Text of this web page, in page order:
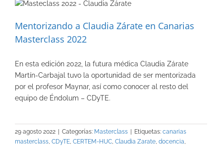
Mentorizando a Claudia Zárate en Canarias
Masterclass 2022
En esta edición 2022, la futura médica Claudia Zárate
Martín-Carbajal tuvo la oportunidad de ser mentorizada
por el profesor Maynar, así como conocer al resto del
equipo de Éndolum – CDyTE.
29 agosto 2022 Categorías: Masterclass Etiquetas: canarias
masterclass, CDyTE, CERTEM-HUC, Claudia Zarate, docencia,